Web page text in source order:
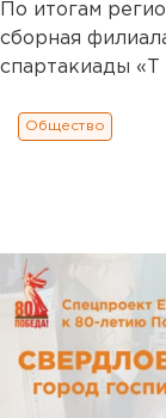
По итогам
сборная
спартакиады
Общество